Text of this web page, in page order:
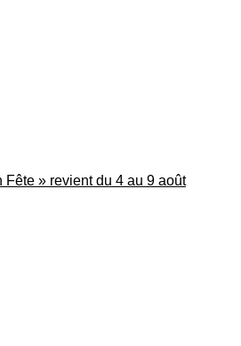
Fête » revient du 4 au 9 août